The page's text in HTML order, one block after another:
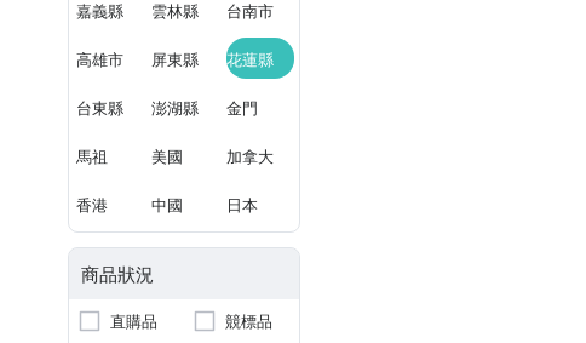
嘉義縣 雲林縣 台南市
高雄市 屏東縣 花蓮縣
台東縣 澎湖縣 金門
馬祖 美國 加拿大
香港 中國 日本
商品狀況
直購品
競標品